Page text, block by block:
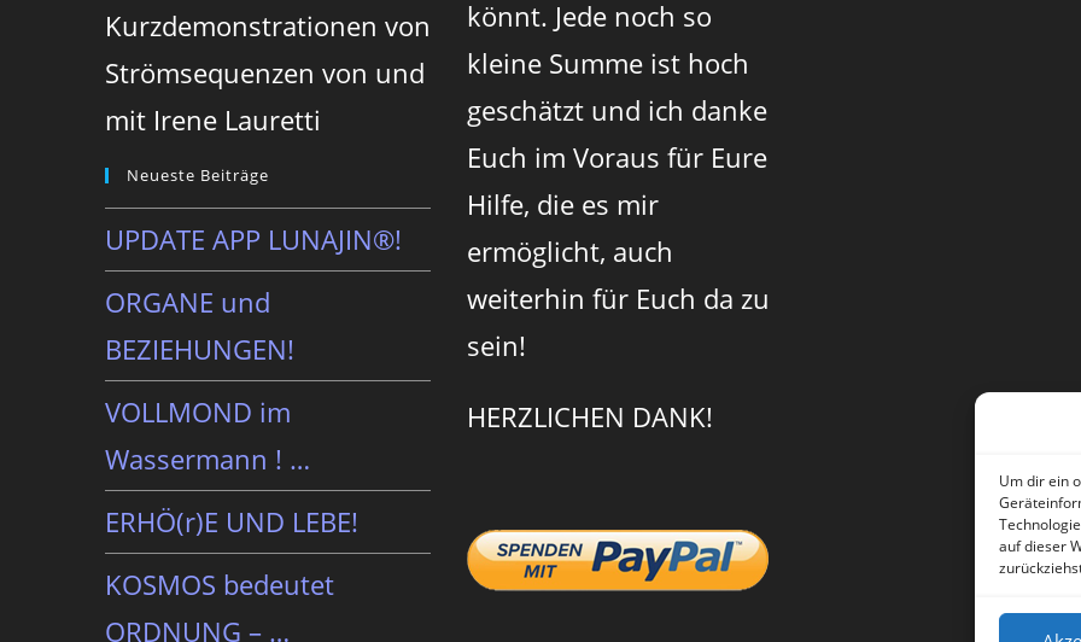
Um dir ein
auf dieser
Kurzdemonstrationen von
Strömsequenzen von und
mit Irene Lauretti
Neueste Beiträge
UPDATE APP LUNAJIN®!
ORGANE und
BEZIEHUNGEN!
VOLLMOND im
Wassermann ! …
ERHÖ(r)E UND LEBE!
KOSMOS bedeutet
ORDNUNG – …
könnt. Jede noch so
kleine Summe ist hoch
geschätzt und ich danke
Euch im Voraus für Eure
Hilfe, die es mir
ermöglicht, auch
weiterhin für Euch da zu
sein!
HERZLICHEN DANK!